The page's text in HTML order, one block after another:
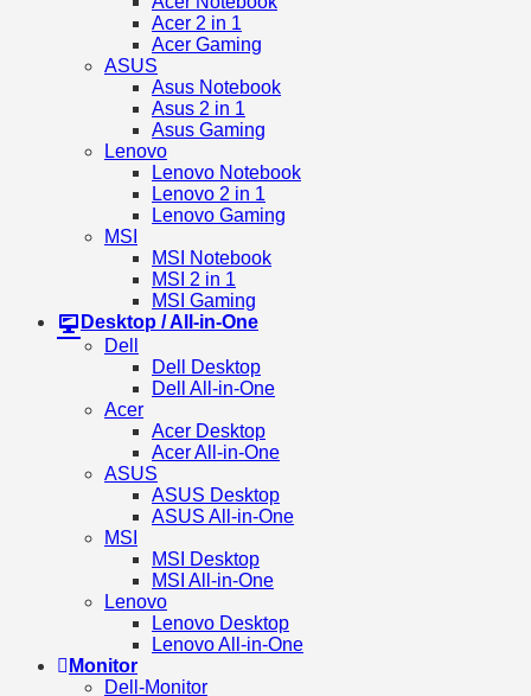
Acer 2 in 1
Acer Gaming
ASUS
Asus Notebook
Asus 2 in 1
Asus Gaming
Lenovo
Lenovo Notebook
Lenovo 2 in 1
Lenovo Gaming
MSI
MSI Notebook
MSI 2 in 1
MSI Gaming
Desktop / All-in-One
Dell
Dell Desktop
Dell All-in-One
Acer
Acer Desktop
Acer All-in-One
ASUS
ASUS Desktop
ASUS All-in-One
MSI
MSI Desktop
MSI All-in-One
Lenovo
Lenovo Desktop
Lenovo All-in-One
Monitor
Dell-Monitor